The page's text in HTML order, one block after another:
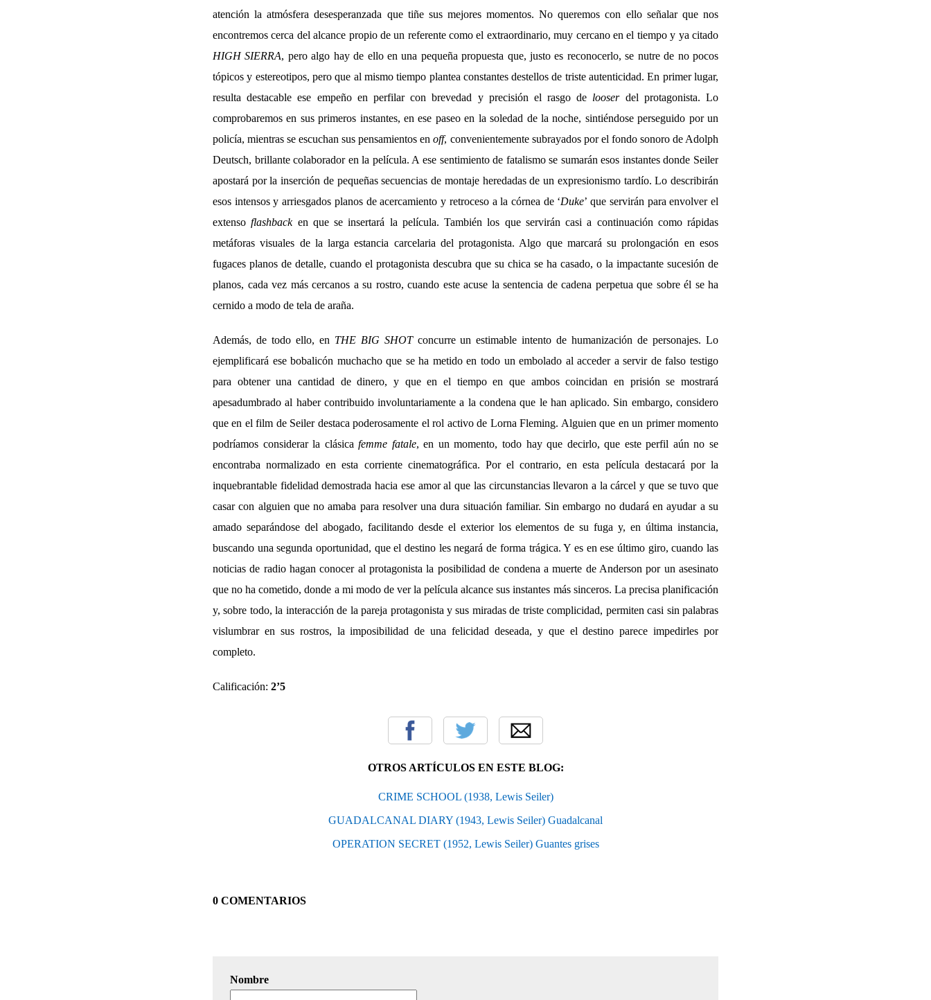
atención la atmósfera desesperanzada que tiñe sus mejores momentos. No queremos con ello señalar que nos
encontremos cerca del alcance propio de un referente como el extraordinario, muy cercano en el tiempo y ya citado
HIGH SIERRA, pero algo hay de ello en una pequeña propuesta que, justo es reconocerlo, se nutre de no pocos
tópicos y estereotipos, pero que al mismo tiempo plantea constantes destellos de triste autenticidad. En primer lugar,
resulta destacable ese empeño en perfilar con brevedad y precisión el rasgo de looserdel protagonista. Lo
comprobaremos en sus primeros instantes, en ese paseo en la soledad de la noche, sintiéndose perseguido por un
policía, mientras se escuchan sus pensamientos enoff, convenientemente subrayados por el fondo sonoro de Adolph
Deutsch, brillante colaborador en la película. A ese sentimiento de fatalismo se sumarán esos instantes donde Seiler
apostará por la inserción de pequeñas secuencias de montaje heredadas de un expresionismo tardío. Lo describirán
esos intensos y arriesgados planos de acercamiento y retroceso a la córnea de ‘Duke’ que servirán para envolver el
extensoflashbacken que se insertará la película. También los que servirán casi a continuación como rápidas
metáforas visuales de la larga estancia carcelaria del protagonista. Algo que marcará su prolongación en esos
fugaces planos de detalle, cuando el protagonista descubra que su chica se ha casado, o la impactante sucesión de
planos, cada vez más cercanos a su rostro, cuando este acuse la sentencia de cadena perpetua que sobre él se ha
cernido a modo de tela de araña.
Además, de todo ello, en THE BIG SHOTconcurre un estimable intento de humanización de personajes. Lo
ejemplificará ese bobalicón muchacho que se ha metido en todo un embolado al acceder a servir de falso testigo
para obtener una cantidad de dinero, y que en el tiempo en que ambos coincidan en prisión se mostrará
apesadumbrado al haber contribuido involuntariamente a la condena que le han aplicado. Sin embargo, considero
que en el film de Seiler destaca poderosamente el rol activo de Lorna Fleming. Alguien que en un primer momento
podríamos considerar la clásicafemme fatale, en un momento, todo hay que decirlo, que este perfil aún no se
encontraba normalizado en esta corriente cinematográfica. Por el contrario, en esta película destacará por la
inquebrantable fidelidad demostrada hacia ese amor al que las circunstancias llevaron a la cárcel y que se tuvo que
casar con alguien que no amaba para resolver una dura situación familiar. Sin embargo no dudará en ayudar a su
amado separándose del abogado, facilitando desde el exterior los elementos de su fuga y, en última instancia,
buscando una segunda oportunidad, que el destino les negará de forma trágica. Y es en ese último giro, cuando las
noticias de radio hagan conocer al protagonista la posibilidad de condena a muerte de Anderson por un asesinato
que no ha cometido, donde a mi modo de ver la película alcance sus instantes más sinceros. La precisa planificación
y, sobre todo, la interacción de la pareja protagonista y sus miradas de triste complicidad, permiten casi sin palabras
vislumbrar en sus rostros, la imposibilidad de una felicidad deseada, y que el destino parece impedirles por
completo.
Calificación: 2’5
OTROS ARTÍCULOS EN ESTE BLOG:
CRIME SCHOOL (1938, Lewis Seiler)
GUADALCANAL DIARY (1943, Lewis Seiler) Guadalcanal
OPERATION SECRET (1952, Lewis Seiler) Guantes grises
0 COMENTARIOS
Nombre